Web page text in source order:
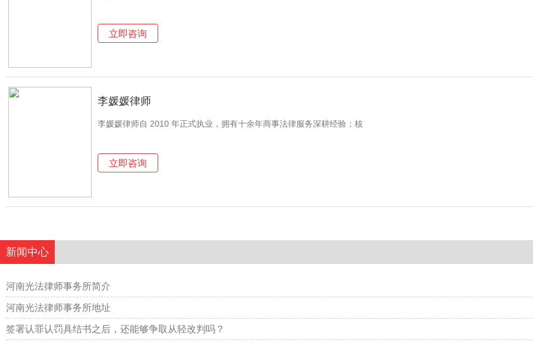
立即咨询
李媛媛律师
李媛媛律师自 2010 年正式执业，拥有十余年商事法律服务深耕经验；核
立即咨询
新闻中心
河南光法律师事务所简介
河南光法律师事务所地址
签署认罪认罚具结书之后，还能够争取从轻改判吗？